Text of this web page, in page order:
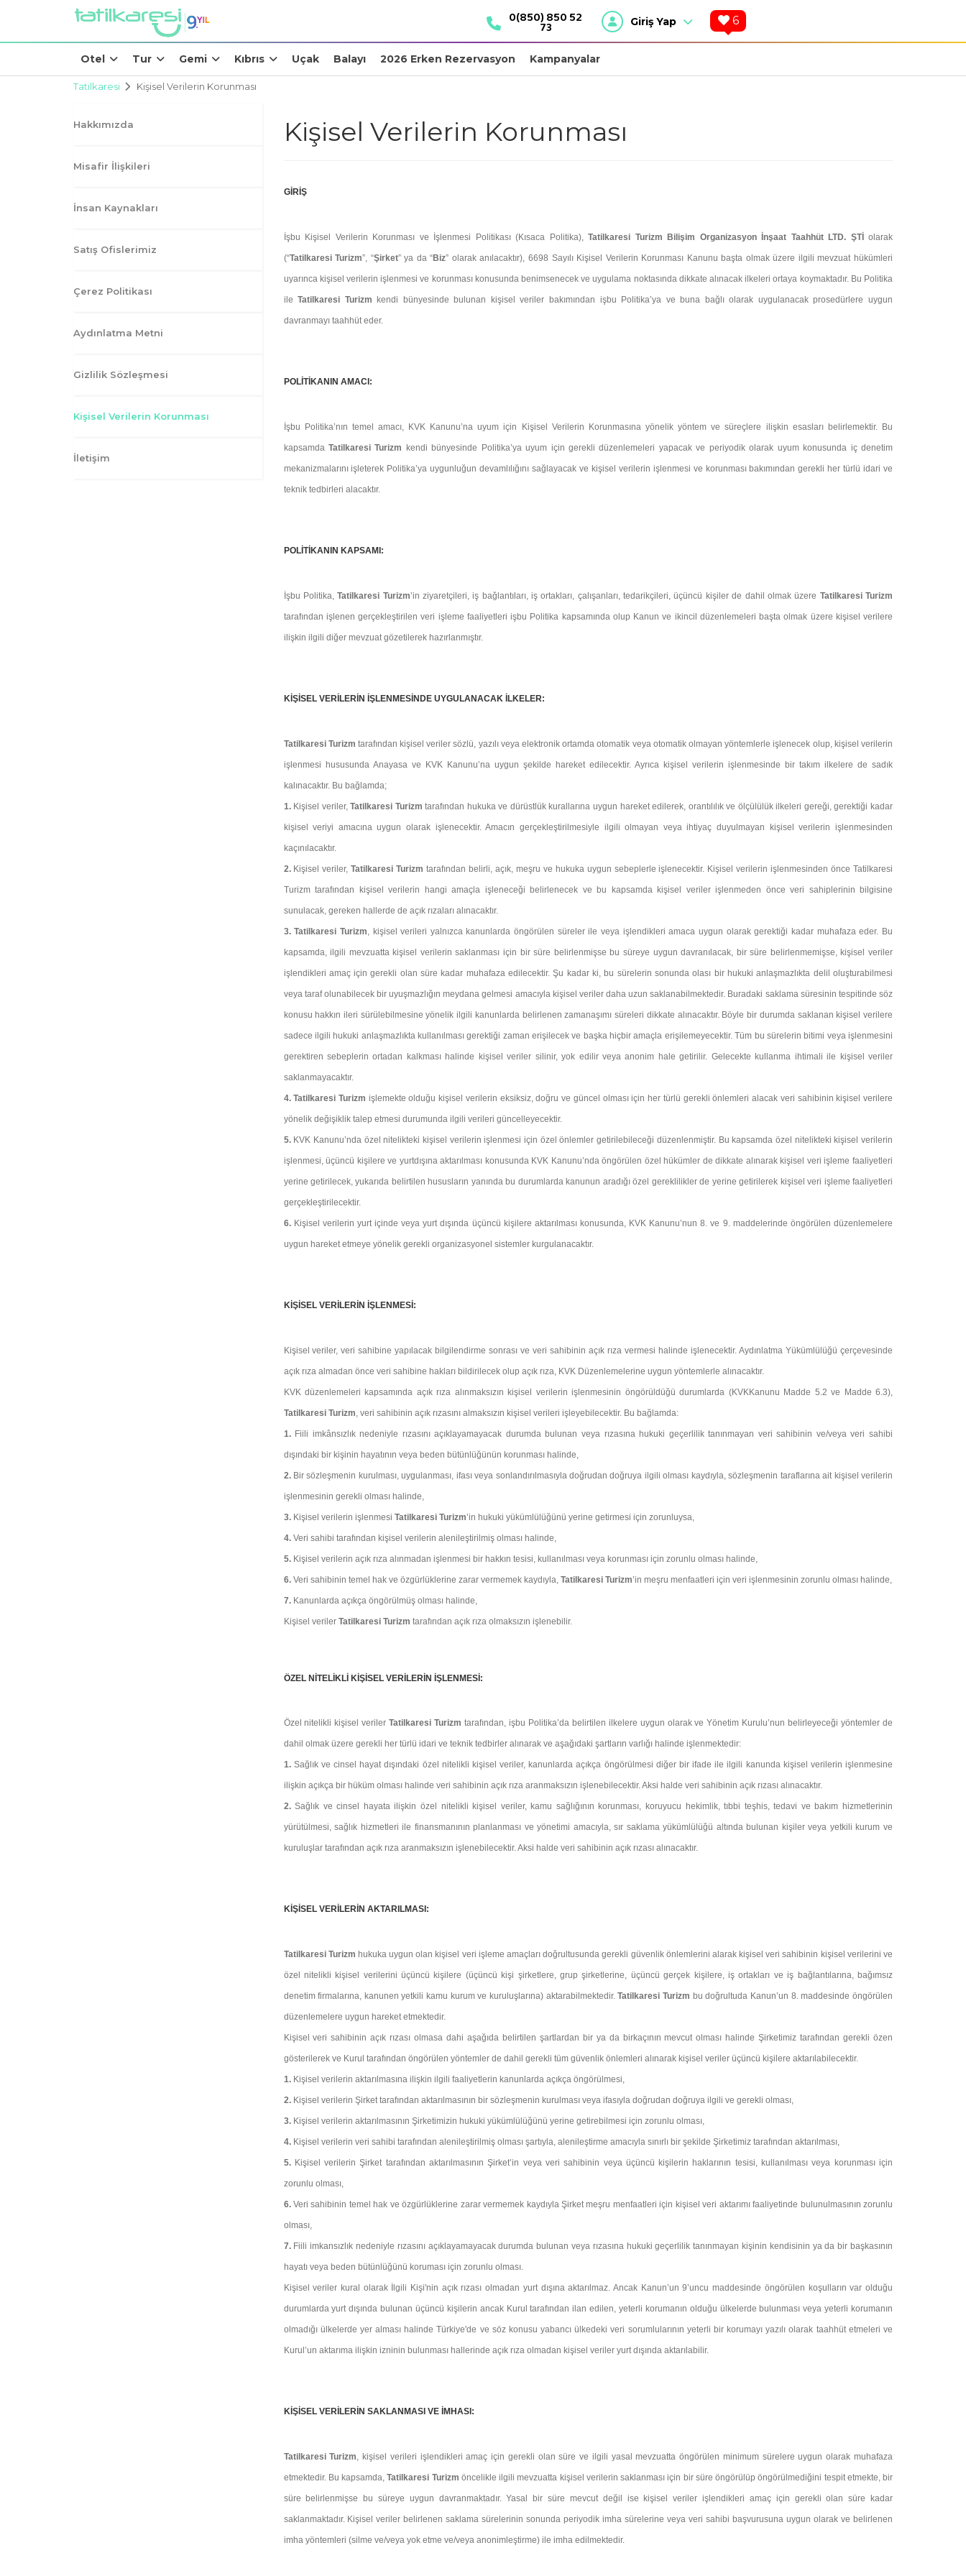
0(850) 850 52
73 Giriş Yap 6
Otel Tur Gemi Kıbrıs Uçak Balayı 2026 Erken Rezervasyon Kampanyalar
Tatilkaresi Kişisel Verilerin Korunması
Hakkımızda
Misafir İlişkileri
İnsan Kaynakları
Satış Ofislerimiz
Çerez Politikası
Aydınlatma Metni
Gizlilik Sözleşmesi
Kişisel Verilerin Korunması
İletişim
Kişisel Verilerin Korunması
GİRİŞ
İşbu Kişisel Verilerin Korunması ve İşlenmesi Politikası (Kısaca Politika), Tatilkaresi Turizm Bilişim Organizasyon İnşaat Taahhüt LTD. ŞTİ olarak
(“Tatilkaresi Turizm”, “Şirket” ya da “Biz” olarak anılacaktır), 6698 Sayılı Kişisel Verilerin Korunması Kanunu başta olmak üzere ilgili mevzuat hükümleri
uyarınca kişisel verilerin işlenmesi ve korunması konusunda benimsenecek ve uygulama noktasında dikkate alınacak ilkeleri ortaya koymaktadır. Bu Politika
ileTatilkaresi Turizm kendi bünyesinde bulunan kişisel veriler bakımından işbu Politika’ya ve buna bağlı olarak uygulanacak prosedürlere uygun
davranmayı taahhüt eder.
POLİTİKANIN AMACI:
İşbu Politika’nın temel amacı, KVK Kanunu’na uyum için Kişisel Verilerin Korunmasına yönelik yöntem ve süreçlere ilişkin esasları belirlemektir. Bu
kapsamda Tatilkaresi Turizm kendi bünyesinde Politika’ya uyum için gerekli düzenlemeleri yapacak ve periyodik olarak uyum konusunda iç denetim
mekanizmalarını işleterek Politika’ya uygunluğun devamlılığını sağlayacak ve kişisel verilerin işlenmesi ve korunması bakımından gerekli her türlü idari ve
teknik tedbirleri alacaktır.
POLİTİKANIN KAPSAMI:
İşbu Politika,Tatilkaresi Turizm’in ziyaretçileri, iş bağlantıları, iş ortakları, çalışanları, tedarikçileri, üçüncü kişiler de dahil olmak üzere Tatilkaresi Turizm
tarafından işlenen gerçekleştirilen veri işleme faaliyetleri işbu Politika kapsamında olup Kanun ve ikincil düzenlemeleri başta olmak üzere kişisel verilere
ilişkin ilgili diğer mevzuat gözetilerek hazırlanmıştır.
KİŞİSEL VERİLERİN İŞLENMESİNDE UYGULANACAK İLKELER:
Tatilkaresi Turizm tarafından kişisel veriler sözlü, yazılı veya elektronik ortamda otomatik veya otomatik olmayan yöntemlerle işlenecek olup, kişisel verilerin
işlenmesi hususunda Anayasa ve KVK Kanunu’na uygun şekilde hareket edilecektir. Ayrıca kişisel verilerin işlenmesinde bir takım ilkelere de sadık
kalınacaktır. Bu bağlamda;
1. Kişisel veriler,Tatilkaresi Turizm tarafından hukuka ve dürüstlük kurallarına uygun hareket edilerek, orantılılık ve ölçülülük ilkeleri gereği, gerektiği kadar
kişisel veriyi amacına uygun olarak işlenecektir. Amacın gerçekleştirilmesiyle ilgili olmayan veya ihtiyaç duyulmayan kişisel verilerin işlenmesinden
kaçınılacaktır.
2. Kişisel veriler,Tatilkaresi Turizm tarafından belirli, açık, meşru ve hukuka uygun sebeplerle işlenecektir. Kişisel verilerin işlenmesinden önce Tatilkaresi
Turizm tarafından kişisel verilerin hangi amaçla işleneceği belirlenecek ve bu kapsamda kişisel veriler işlenmeden önce veri sahiplerinin bilgisine
sunulacak, gereken hallerde de açık rızaları alınacaktır.
3. Tatilkaresi Turizm, kişisel verileri yalnızca kanunlarda öngörülen süreler ile veya işlendikleri amaca uygun olarak gerektiği kadar muhafaza eder. Bu
kapsamda, ilgili mevzuatta kişisel verilerin saklanması için bir süre belirlenmişse bu süreye uygun davranılacak, bir süre belirlenmemişse, kişisel veriler
işlendikleri amaç için gerekli olan süre kadar muhafaza edilecektir. Şu kadar ki, bu sürelerin sonunda olası bir hukuki anlaşmazlıkta delil oluşturabilmesi
veya taraf olunabilecek bir uyuşmazlığın meydana gelmesi amacıyla kişisel veriler daha uzun saklanabilmektedir. Buradaki saklama süresinin tespitinde söz
konusu hakkın ileri sürülebilmesine yönelik ilgili kanunlarda belirlenen zamanaşımı süreleri dikkate alınacaktır. Böyle bir durumda saklanan kişisel verilere
sadece ilgili hukuki anlaşmazlıkta kullanılması gerektiği zaman erişilecek ve başka hiçbir amaçla erişilemeyecektir. Tüm bu sürelerin bitimi veya işlenmesini
gerektiren sebeplerin ortadan kalkması halinde kişisel veriler silinir, yok edilir veya anonim hale getirilir. Gelecekte kullanma ihtimali ile kişisel veriler
saklanmayacaktır.
4. Tatilkaresi Turizm işlemekte olduğu kişisel verilerin eksiksiz, doğru ve güncel olması için her türlü gerekli önlemleri alacak veri sahibinin kişisel verilere
yönelik değişiklik talep etmesi durumunda ilgili verileri güncelleyecektir.
5. KVK Kanunu’nda özel nitelikteki kişisel verilerin işlenmesi için özel önlemler getirilebileceği düzenlenmiştir. Bu kapsamda özel nitelikteki kişisel verilerin
işlenmesi, üçüncü kişilere ve yurtdışına aktarılması konusunda KVK Kanunu’nda öngörülen özel hükümler de dikkate alınarak kişisel veri işleme faaliyetleri
yerine getirilecek, yukarıda belirtilen hususların yanında bu durumlarda kanunun aradığı özel gereklilikler de yerine getirilerek kişisel veri işleme faaliyetleri
gerçekleştirilecektir.
6. Kişisel verilerin yurt içinde veya yurt dışında üçüncü kişilere aktarılması konusunda, KVK Kanunu’nun 8. ve 9. maddelerinde öngörülen düzenlemelere
uygun hareket etmeye yönelik gerekli organizasyonel sistemler kurgulanacaktır.
KİŞİSEL VERİLERİN İŞLENMESİ:
Kişisel veriler, veri sahibine yapılacak bilgilendirme sonrası ve veri sahibinin açık rıza vermesi halinde işlenecektir. Aydınlatma Yükümlülüğü çerçevesinde
açık rıza almadan önce veri sahibine hakları bildirilecek olup açık rıza, KVK Düzenlemelerine uygun yöntemlerle alınacaktır.
KVK düzenlemeleri kapsamında açık rıza alınmaksızın kişisel verilerin işlenmesinin öngörüldüğü durumlarda (KVKKanunu Madde 5.2 ve Madde 6.3),
Tatilkaresi Turizm, veri sahibinin açık rızasını almaksızın kişisel verileri işleyebilecektir. Bu bağlamda:
1. Fiili imkânsızlık nedeniyle rızasını açıklayamayacak durumda bulunan veya rızasına hukuki geçerlilik tanınmayan veri sahibinin ve/veya veri sahibi
dışındaki bir kişinin hayatının veya beden bütünlüğünün korunması halinde,
2. Bir sözleşmenin kurulması, uygulanması, ifası veya sonlandırılmasıyla doğrudan doğruya ilgili olması kaydıyla, sözleşmenin taraflarına ait kişisel verilerin
işlenmesinin gerekli olması halinde,
3. Kişisel verilerin işlenmesi Tatilkaresi Turizm’in hukuki yükümlülüğünü yerine getirmesi için zorunluysa,
4. Veri sahibi tarafından kişisel verilerin alenileştirilmiş olması halinde,
5. Kişisel verilerin açık rıza alınmadan işlenmesi bir hakkın tesisi, kullanılması veya korunması için zorunlu olması halinde,
6. Veri sahibinin temel hak ve özgürlüklerine zarar vermemek kaydıyla, Tatilkaresi Turizm’in meşru menfaatleri için veri işlenmesinin zorunlu olması halinde,
7. Kanunlarda açıkça öngörülmüş olması halinde,
Kişisel veriler Tatilkaresi Turizm tarafından açık rıza olmaksızın işlenebilir.
ÖZEL NİTELİKLİ KİŞİSEL VERİLERİN İŞLENMESİ:
Özel nitelikli kişisel verilerTatilkaresi Turizm tarafından, işbu Politika’da belirtilen ilkelere uygun olarak ve Yönetim Kurulu’nun belirleyeceği yöntemler de
dahil olmak üzere gerekli her türlü idari ve teknik tedbirler alınarak ve aşağıdaki şartların varlığı halinde işlenmektedir:
1. Sağlık ve cinsel hayat dışındaki özel nitelikli kişisel veriler, kanunlarda açıkça öngörülmesi diğer bir ifade ile ilgili kanunda kişisel verilerin işlenmesine
ilişkin açıkça bir hüküm olması halinde veri sahibinin açık rıza aranmaksızın işlenebilecektir. Aksi halde veri sahibinin açık rızası alınacaktır.
2. Sağlık ve cinsel hayata ilişkin özel nitelikli kişisel veriler, kamu sağlığının korunması, koruyucu hekimlik, tıbbi teşhis, tedavi ve bakım hizmetlerinin
yürütülmesi, sağlık hizmetleri ile finansmanının planlanması ve yönetimi amacıyla, sır saklama yükümlülüğü altında bulunan kişiler veya yetkili kurum ve
kuruluşlar tarafından açık rıza aranmaksızın işlenebilecektir. Aksi halde veri sahibinin açık rızası alınacaktır.
KİŞİSEL VERİLERİN AKTARILMASI:
Tatilkaresi Turizm hukuka uygun olan kişisel veri işleme amaçları doğrultusunda gerekli güvenlik önlemlerini alarak kişisel veri sahibinin kişisel verilerini ve
özel nitelikli kişisel verilerini üçüncü kişilere (üçüncü kişi şirketlere, grup şirketlerine, üçüncü gerçek kişilere, iş ortakları ve iş bağlantılarına, bağımsız
denetim firmalarına, kanunen yetkili kamu kurum ve kuruluşlarına) aktarabilmektedir.Tatilkaresi Turizm bu doğrultuda Kanun’un 8. maddesinde öngörülen
düzenlemelere uygun hareket etmektedir.
Kişisel veri sahibinin açık rızası olmasa dahi aşağıda belirtilen şartlardan bir ya da birkaçının mevcut olması halinde Şirketimiz tarafından gerekli özen
gösterilerek ve Kurul tarafından öngörülen yöntemler de dahil gerekli tüm güvenlik önlemleri alınarak kişisel veriler üçüncü kişilere aktarılabilecektir.
1. Kişisel verilerin aktarılmasına ilişkin ilgili faaliyetlerin kanunlarda açıkça öngörülmesi,
2. Kişisel verilerin Şirket tarafından aktarılmasının bir sözleşmenin kurulması veya ifasıyla doğrudan doğruya ilgili ve gerekli olması,
3. Kişisel verilerin aktarılmasının Şirketimizin hukuki yükümlülüğünü yerine getirebilmesi için zorunlu olması,
4. Kişisel verilerin veri sahibi tarafından alenileştirilmiş olması şartıyla, alenileştirme amacıyla sınırlı bir şekilde Şirketimiz tarafından aktarılması,
5. Kişisel verilerin Şirket tarafından aktarılmasının Şirket’in veya veri sahibinin veya üçüncü kişilerin haklarının tesisi, kullanılması veya korunması için
zorunlu olması,
6. Veri sahibinin temel hak ve özgürlüklerine zarar vermemek kaydıyla Şirket meşru menfaatleri için kişisel veri aktarımı faaliyetinde bulunulmasının zorunlu
olması,
7. Fiili imkansızlık nedeniyle rızasını açıklayamayacak durumda bulunan veya rızasına hukuki geçerlilik tanınmayan kişinin kendisinin ya da bir başkasının
hayatı veya beden bütünlüğünü koruması için zorunlu olması.
Kişisel veriler kural olarak İlgili Kişi'nin açık rızası olmadan yurt dışına aktarılmaz. Ancak Kanun’un 9’uncu maddesinde öngörülen koşulların var olduğu
durumlarda yurt dışında bulunan üçüncü kişilerin ancak Kurul tarafından ilan edilen, yeterli korumanın olduğu ülkelerde bulunması veya yeterli korumanın
olmadığı ülkelerde yer alması halinde Türkiye'de ve söz konusu yabancı ülkedeki veri sorumlularının yeterli bir korumayı yazılı olarak taahhüt etmeleri ve
Kurul’un aktarıma ilişkin izninin bulunması hallerinde açık rıza olmadan kişisel veriler yurt dışında aktarılabilir.
KİŞİSEL VERİLERİN SAKLANMASI VE İMHASI:
Tatilkaresi Turizm, kişisel verileri işlendikleri amaç için gerekli olan süre ve ilgili yasal mevzuatta öngörülen minimum sürelere uygun olarak muhafaza
etmektedir. Bu kapsamda,Tatilkaresi Turizm öncelikle ilgili mevzuatta kişisel verilerin saklanması için bir süre öngörülüp öngörülmediğini tespit etmekte, bir
süre belirlenmişse bu süreye uygun davranmaktadır. Yasal bir süre mevcut değil ise kişisel veriler işlendikleri amaç için gerekli olan süre kadar
saklanmaktadır. Kişisel veriler belirlenen saklama sürelerinin sonunda periyodik imha sürelerine veya veri sahibi başvurusuna uygun olarak ve belirlenen
imha yöntemleri (silme ve/veya yok etme ve/veya anonimleştirme) ile imha edilmektedir.